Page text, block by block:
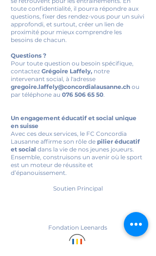
toute confidentialité, il pourra répondre aux
questions, fixer des rendez-vous pour un suivi
approfondi, et surtout, créer un lien de
proximité pour mieux comprendre les
besoins de chacun.
Questions ?
Pour toute question ou besoin spécifique,
contactez Grégoire Laffely, notre
intervenant social, à l'adresse
gregoire.laffely@concordialausanne.ch ou
par téléphone au 076 506 65 50.
Un engagement éducatif et social unique
en suisse
Avec ces deux services, le FC Concordia
Lausanne affirme son rôle de pilier éducatif
et social dans la vie de nos jeunes joueurs.
Ensemble, construisons un avenir où le sport
est un moteur de réussite et
d’épanouissement.
Soutien Principal
Fondation Leenards